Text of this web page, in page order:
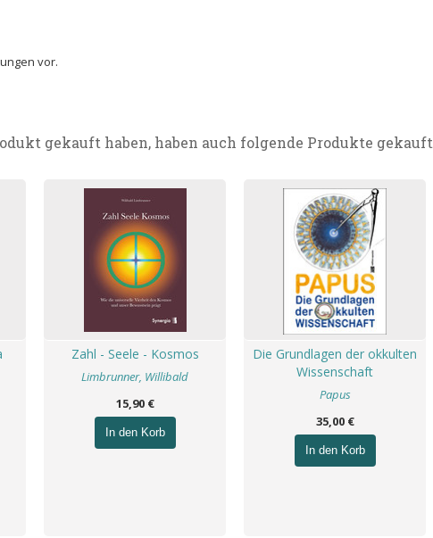
vor.
gekauft haben, haben auch folgende Produkte gekauft
Zahl - Seele - Kosmos
Limbrunner, Willibald
15,90 €
In den Korb
Die Grundlagen der okkulten
Wissenschaft
Papus
35,00 €
In den Korb